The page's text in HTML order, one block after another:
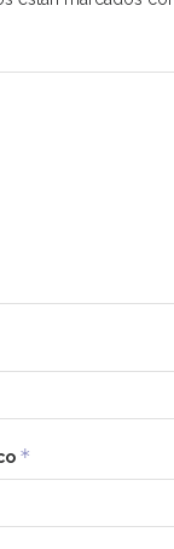
*